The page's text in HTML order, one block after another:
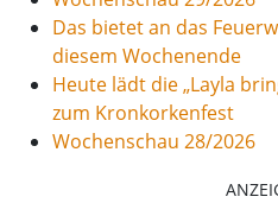
Das bietet an das
diesem Wochenende
Heute lädt die „Layla
zum Kronkorkenfest
Wochenschau 28/2026